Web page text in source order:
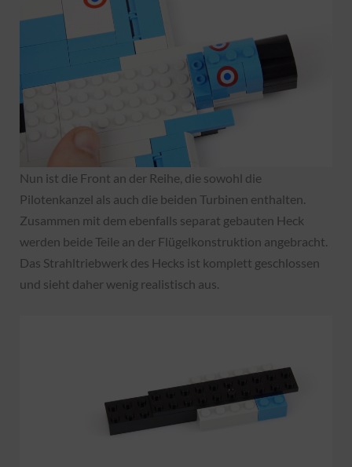
Nun ist die Front an der Reihe, die sowohl die
Pilotenkanzel als auch die beiden Turbinen enthalten.
Zusammen mit dem ebenfalls separat gebauten Heck
werden beide Teile an der Flügelkonstruktion angebracht.
Das Strahltriebwerk des Hecks ist komplett geschlossen
und sieht daher wenig realistisch aus.